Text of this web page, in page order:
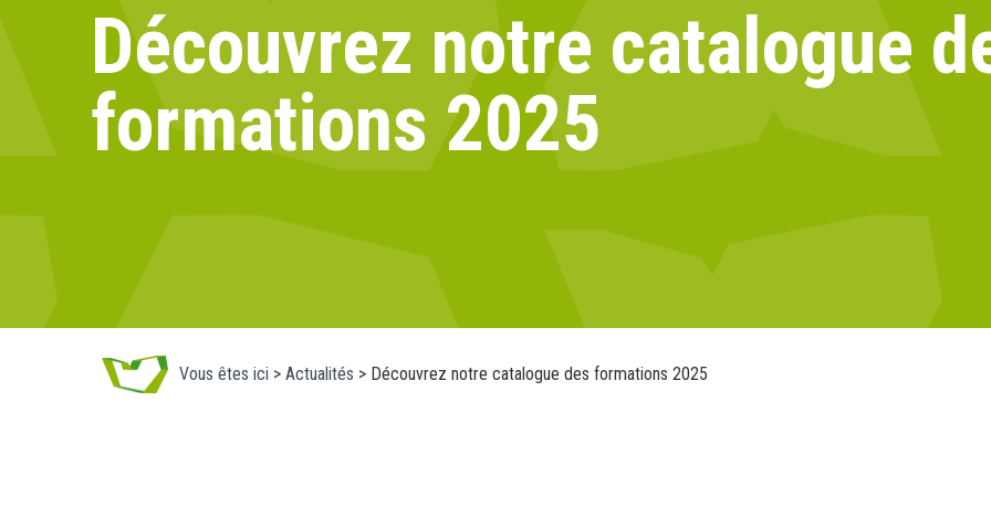
Découvrez notre catalogue
formations 2025
Vous êtes ici > Actualités > Découvrez notre catalogue des formations 2025